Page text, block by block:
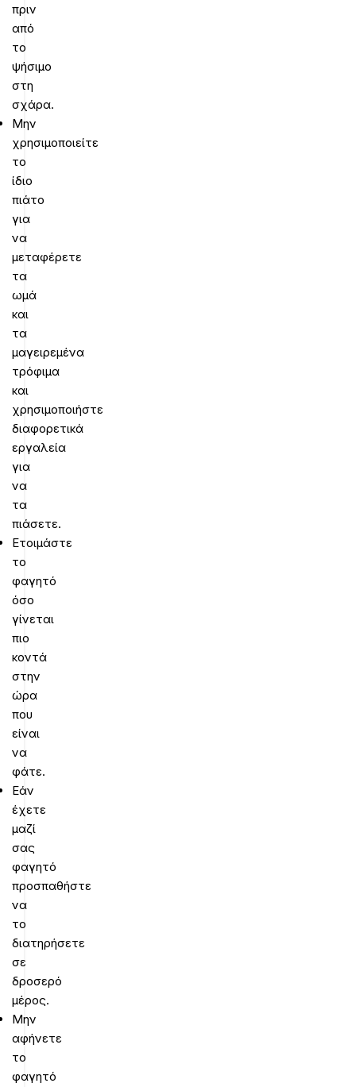
πριν
από
το
ψήσιμο
στη
σχάρα.
Μην
χρησιμοποιείτε
το
ίδιο
πιάτο
για
να
μεταφέρετε
τα
ωμά
και
τα
μαγειρεμένα
τρόφιμα
και
χρησιμοποιήστε
διαφορετικά
εργαλεία
για
να
τα
πιάσετε.
Ετοιμάστε
το
φαγητό
όσο
γίνεται
πιο
κοντά
στην
ώρα
που
είναι
να
φάτε.
Εάν
έχετε
μαζί
σας
φαγητό
προσπαθήστε
να
το
διατηρήσετε
σε
δροσερό
μέρος.
Μην
αφήνετε
το
φαγητό